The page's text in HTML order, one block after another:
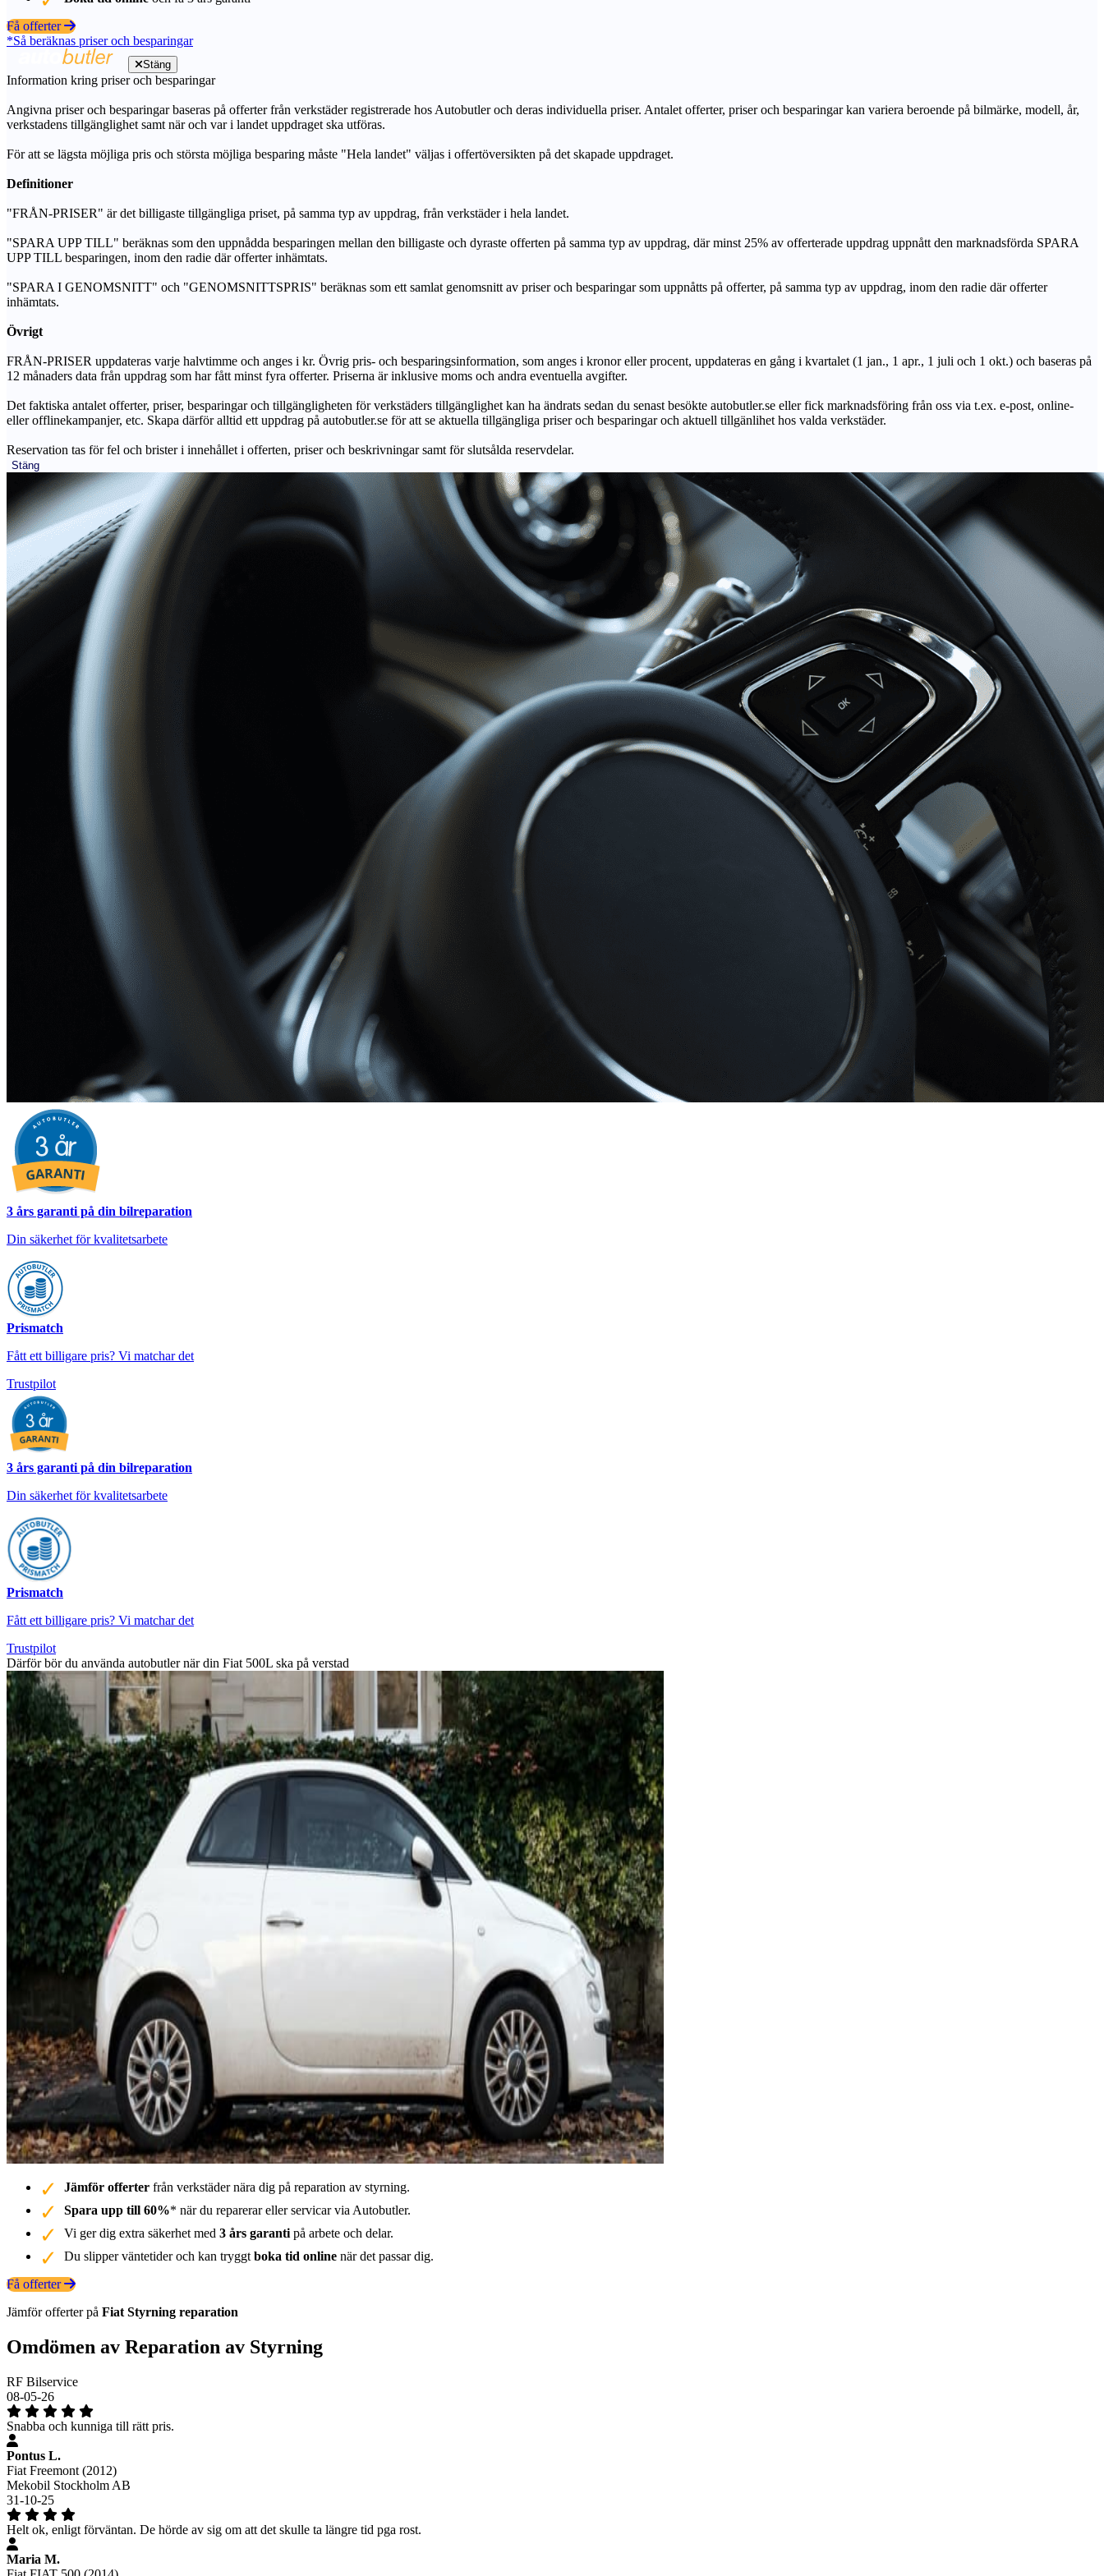
Få offerter
*Så beräknas priser och besparingar
Stäng
Information kring priser och besparingar
Angivna priser och besparingar baseras på offerter från verkstäder registrerade hos Autobutler och deras individuella priser. Antalet offerter, priser och besparingar kan variera beroende på bilmärke, modell, år,
verkstadens tillgänglighet samt när och var i landet uppdraget ska utföras.
För att se lägsta möjliga pris och största möjliga besparing måste "Hela landet" väljas i offertöversikten på det skapade uppdraget.
Definitioner
"FRÅN-PRISER" är det billigaste tillgängliga priset, på samma typ av uppdrag, från verkstäder i hela landet.
"SPARA UPP TILL" beräknas som den uppnådda besparingen mellan den billigaste och dyraste offerten på samma typ av uppdrag, där minst 25% av offerterade uppdrag uppnått den marknadsförda SPARA
UPP TILL besparingen, inom den radie där offerter inhämtats.
"SPARA I GENOMSNITT" och "GENOMSNITTSPRIS" beräknas som ett samlat genomsnitt av priser och besparingar som uppnåtts på offerter, på samma typ av uppdrag, inom den radie där offerter
inhämtats.
Övrigt
FRÅN-PRISER uppdateras varje halvtimme och anges i kr. Övrig pris- och besparingsinformation, som anges i kronor eller procent, uppdateras en gång i kvartalet (1 jan., 1 apr., 1 juli och 1 okt.) och baseras på
12 månaders data från uppdrag som har fått minst fyra offerter. Priserna är inklusive moms och andra eventuella avgifter.
Det faktiska antalet offerter, priser, besparingar och tillgängligheten för verkstäders tillgänglighet kan ha ändrats sedan du senast besökte autobutler.se eller fick marknadsföring från oss via t.ex. e-post, online-
eller offlinekampanjer, etc. Skapa därför alltid ett uppdrag på autobutler.se för att se aktuella tillgängliga priser och besparingar och aktuell tillgänlihet hos valda verkstäder.
Reservation tas för fel och brister i innehållet i offerten, priser och beskrivningar samt för slutsålda reservdelar.
Stäng
3 års garanti på din bilreparation
Din säkerhet för kvalitetsarbete
Prismatch
Fått ett billigare pris? Vi matchar det
Trustpilot
3 års garanti på din bilreparation
Din säkerhet för kvalitetsarbete
Prismatch
Fått ett billigare pris? Vi matchar det
Trustpilot
Därför bör du använda autobutler när din Fiat 500L ska på verstad
Jämför offerter från verkstäder nära dig på reparation av styrning.
Spara upp till 60%* när du reparerar eller servicar via Autobutler.
Vi ger dig extra säkerhet med 3 års garanti på arbete och delar.
Du slipper väntetider och kan tryggt boka tid online när det passar dig.
Få offerter
Jämför offerter på Fiat Styrning reparation
Omdömen av Reparation av Styrning
RF Bilservice
08-05-26
Snabba och kunniga till rätt pris.
Pontus L.
Fiat Freemont (2012)
Mekobil Stockholm AB
31-10-25
Helt ok, enligt förväntan. De hörde av sig om att det skulle ta längre tid pga rost.
Maria M.